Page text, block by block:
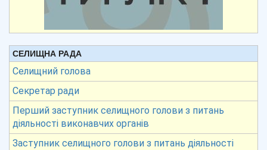
СЕЛИЩНА РАДА
Селищний голова
Секретар ради
Перший заступник селищного голови з питань
діяльності виконавчих органів
Заступник селищного голови з питань діяльності